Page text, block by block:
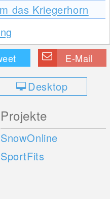
das Kriegerhorn
E-Mail
Desktop
Projekte
SnowOnline
SportFits